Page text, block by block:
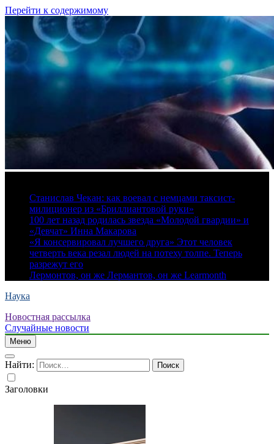
Перейти к содержимому
Станислав Чекан: как воевал с немцами таксист-
милиционер из «Бриллиантовой руки»
100 лет назад родилась звезда «Молодой гвардии» и
«Девчат» Инна Макарова
«Я консервировал лучшего друга» Этот человек
четверть века резал людей на потеху толпе. Теперь
разрежут его
Лермонтов, он же Лермантов, он же Learmonth
Наука
Новостная рассылка
Случайные новости
Меню
Найти:
Заголовки